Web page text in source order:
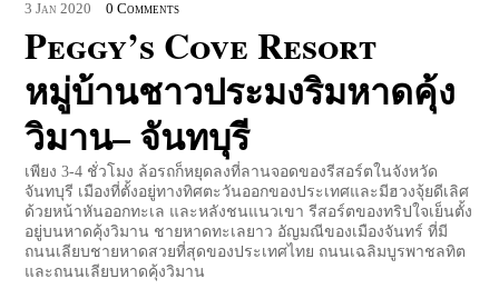
3 Jan 2020 0 Comments
Peggy’s Cove Resort
หมู่บ้านชาวประมงริมหาดคุ้ง
วิมาน– จันทบุรี
เพียง 3-4 ชั่วโมง ล้อรถก็หยุดลงที่ลานจอดของรีสอร์ตในจังหวัด
จันทบุรี เมืองที่ตั้งอยู่ทางทิศตะวันออกของประเทศและมีฮวงจุ้ยดีเลิศ
ด้วยหน้าหันออกทะเล และหลังชนแนวเขา รีสอร์ตของทริปใจเย็นตั้ง
อยู่บนหาดคุ้งวิมาน ชายหาดทะเลยาว อัญมณีของเมืองจันทร์ ที่มี
ถนนเลียบชายหาดสวยที่สุดของประเทศไทย ถนนเฉลิมบูรพาชลทิต
และถนนเลียบหาดคุ้งวิมาน